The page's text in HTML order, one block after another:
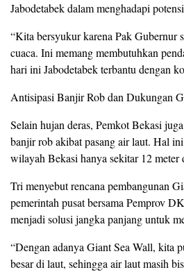
Jabodetabek dalam menghadapi
“Kita bersyukur karena Pak Gubernur
cuaca. Ini memang membutuhkan
hari ini Jabodetabek terbantu dengan
Antisipasi Banjir Rob dan Dukungan
Selain hujan deras, Pemkot Bekasi
banjir rob akibat pasang air laut. Hal
wilayah Bekasi hanya sekitar 12 meter
Tri menyebut rencana pembangunan
pemerintah pusat bersama Pemprov
menjadi solusi jangka panjang untuk
“Dengan adanya Giant Sea Wall, kita
besar di laut, sehingga air laut masih